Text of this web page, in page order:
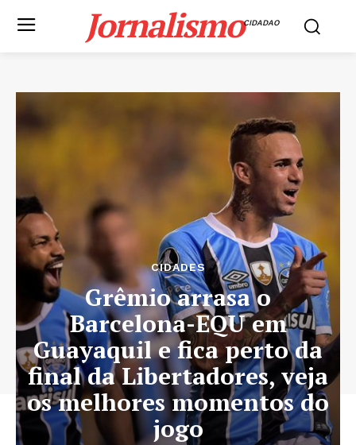
JornalismoCIDADAO
CIDADES
Grêmio arrasa o
Barcelona-EQU em
Guayaquil e fica perto da
final da Libertadores, veja
os melhores momentos do
jogo